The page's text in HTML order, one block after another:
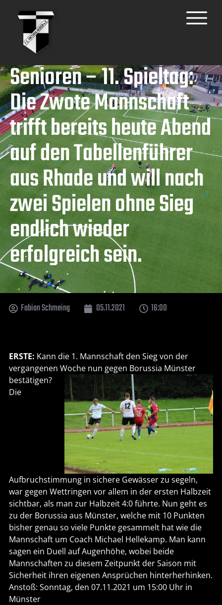
Senioren – 11. Spieltag:
Die Zwote Mannschaft
trifft bereits heute Abend
auf den Tabellenführer
aus Rhade und will nach
zwei Spielen ohne Sieg
endlich wieder
erfolgreich sein.
Fabian Schmeing 05.11.2021 16:00
ERSTE: Kann die 1. Mannschaft den Sieg von der
vergangenen Woche nun gegen Borussia Münster
bestätigen?
Die
Aufbruchstimmung in sichere Gewässer zu segeln,
war gegen Wettringen vor allem in der ersten Halbzeit
sichtbar, als man zur Halbzeit 4:0 führte. Nun geht es
zu der Borussia aus Münster, welche mit 10 Punkten
bisher genau so viele Punkte gesammelt hat wie die
Mannschaft um Coach Michael Hellekamp. Man kann
sagen ein Duell auf Augenhöhe, wobei beide
Mannschaften zu diesem Zeitpunkt der Saison mit
Sicherheit ihren eigenen Ansprüchen hinterherhinken.
Anstoß: Sonntag, den 07.11.2021 um 15:00 Uhr in
Münster